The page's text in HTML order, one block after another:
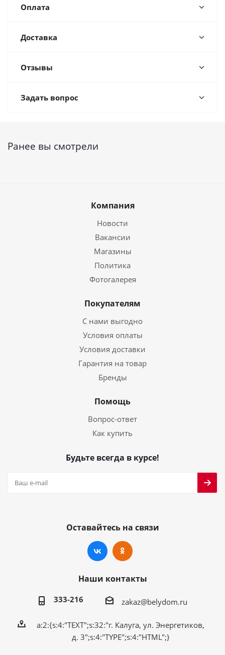
Оплата
Доставка
Отзывы
Задать вопрос
Ранее вы смотрели
Компания
Новости
Вакансии
Магазины
Политика
Фотогалерея
Покупателям
С нами выгодно
Условия оплаты
Условия доставки
Гарантия на товар
Бренды
Помощь
Вопрос-ответ
Как купить
Будьте всегда в курсе!
Оставайтесь на связи
Наши контакты
333-216 zakaz@belydom.ru
a:2:{s:4:"TEXT";s:32:"г. Калуга, ул. Энергетиков,
д. 3";s:4:"TYPE";s:4:"HTML";}